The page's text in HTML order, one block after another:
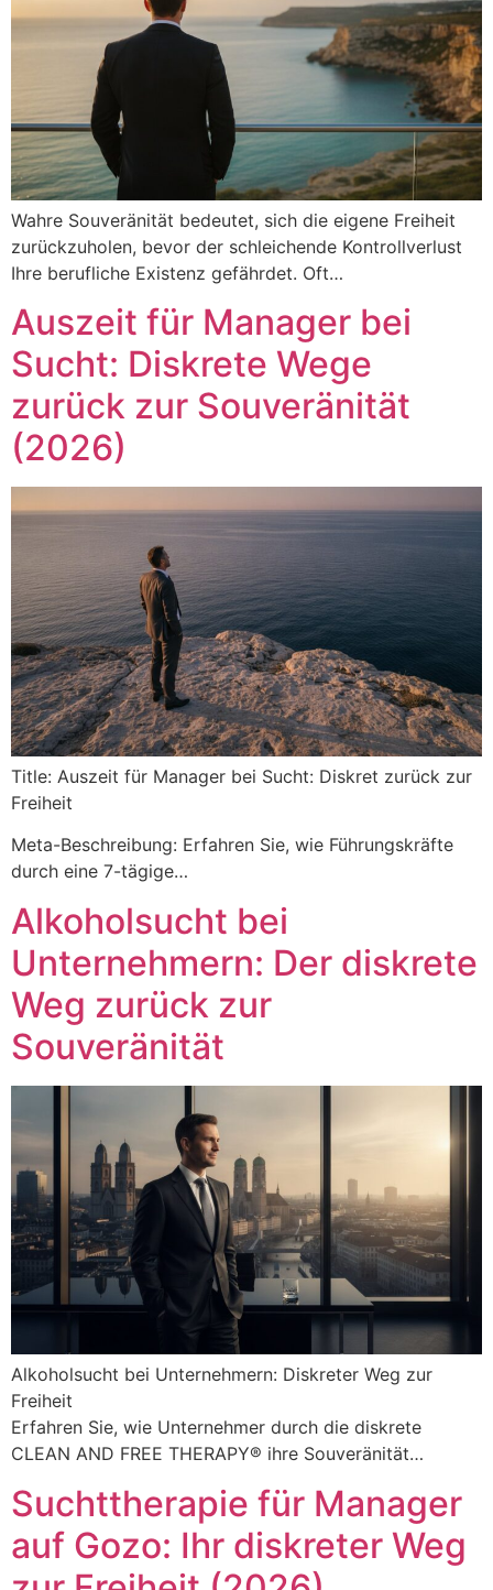
Wahre Souveränität bedeutet, sich die eigene Freiheit
zurückzuholen, bevor der schleichende Kontrollverlust
Ihre berufliche Existenz gefährdet. Oft…
Auszeit für Manager bei
Sucht: Diskrete Wege
zurück zur Souveränität
(2026)
Title: Auszeit für Manager bei Sucht: Diskret zurück zur
Freiheit
Meta-Beschreibung: Erfahren Sie, wie Führungskräfte
durch eine 7-tägige…
Alkoholsucht bei
Unternehmern: Der diskrete
Weg zurück zur
Souveränität
Alkoholsucht bei Unternehmern: Diskreter Weg zur
Freiheit
Erfahren Sie, wie Unternehmer durch die diskrete
CLEAN AND FREE THERAPY® ihre Souveränität…
Suchttherapie für Manager
auf Gozo: Ihr diskreter Weg